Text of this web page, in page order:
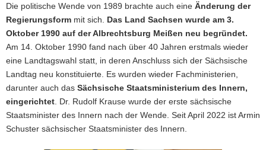
Die politische Wende von 1989 brachte auch eine Änderung der
Regierungsform mit sich. Das Land Sachsen wurde am 3.
Oktober 1990 auf der Albrechtsburg Meißen neu begründet.
Am 14. Oktober 1990 fand nach über 40 Jahren erstmals wieder
eine Landtagswahl statt, in deren Anschluss sich der Sächsische
Landtag neu konstituierte. Es wurden wieder Fachministerien,
darunter auch das Sächsische Staatsministerium des Innern,
eingerichtet . Dr. Rudolf Krause wurde der erste sächsische
Staatsminister des Innern nach der Wende. Seit April 2022 ist Armin
Schuster sächsischer Staatsminister des Innern.